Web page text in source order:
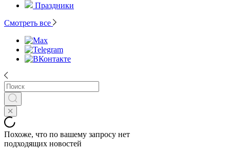
Праздники
Смотреть все
Похоже, что по вашему запросу нет
подходящих новостей